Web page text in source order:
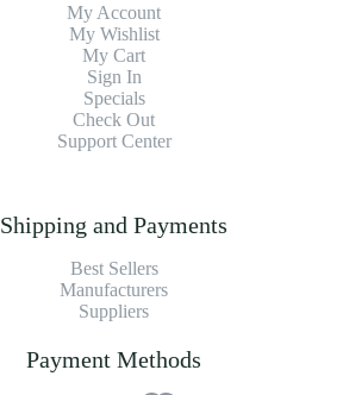
My Account
My Wishlist
My Cart
Sign In
Specials
Check Out
Support Center
Shipping and Payments
Best Sellers
Manufacturers
Suppliers
Payment Methods